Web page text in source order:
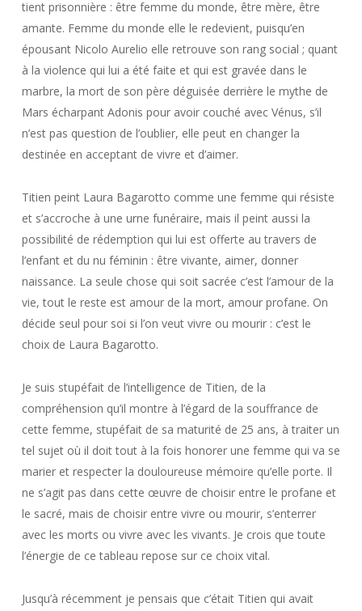
tient prisonnière : être femme du monde, être mère, être
amante. Femme du monde elle le redevient, puisqu’en
épousant Nicolo Aurelio elle retrouve son rang social ; quant
à la violence qui lui a été faite et qui est gravée dans le
marbre, la mort de son père déguisée derrière le mythe de
Mars écharpant Adonis pour avoir couché avec Vénus, s’il
n’est pas question de l’oublier, elle peut en changer la
destinée en acceptant de vivre et d’aimer.
Titien peint Laura Bagarotto comme une femme qui résiste
et s’accroche à une urne funéraire, mais il peint aussi la
possibilité de rédemption qui lui est offerte au travers de
l’enfant et du nu féminin : être vivante, aimer, donner
naissance. La seule chose qui soit sacrée c’est l’amour de la
vie, tout le reste est amour de la mort, amour profane. On
décide seul pour soi si l’on veut vivre ou mourir : c’est le
choix de Laura Bagarotto.
Je suis stupéfait de l’intelligence de Titien, de la
compréhension qu’il montre à l’égard de la souffrance de
cette femme, stupéfait de sa maturité de 25 ans, à traiter un
tel sujet où il doit tout à la fois honorer une femme qui va se
marier et respecter la douloureuse mémoire qu’elle porte. Il
ne s’agit pas dans cette œuvre de choisir entre le profane et
le sacré, mais de choisir entre vivre ou mourir, s’enterrer
avec les morts ou vivre avec les vivants. Je crois que toute
l’énergie de ce tableau repose sur ce choix vital.
Jusqu’à récemment je pensais que c’était Titien qui avait